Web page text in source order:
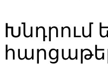
Խնդրում